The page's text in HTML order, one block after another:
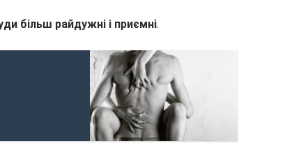
більш райдужні і приємні.